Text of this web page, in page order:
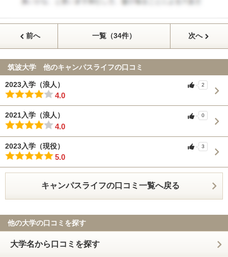
前へ 一覧（34件） 次へ
筑波大学 他のキャンパスライフの口コミ
2023入学（浪人）
4.0
2
2021入学（浪人）
4.0
0
2023入学（現役）
5.0
3
キャンパスライフの口コミ一覧へ戻る
他の大学の口コミを探す
大学名から口コミを探す